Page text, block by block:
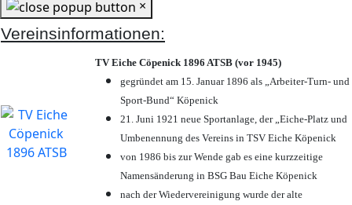
×
Vereinsinformationen:
TV Eiche Cöpenick 1896 ATSB (vor 1945)
gegründet am 15. Januar 1896 als „Arbeiter-Turn- und
Sport-Bund“ Köpenick
21. Juni 1921 neue Sportanlage, der „Eiche-Platz und
Umbenennung des Vereins in TSV Eiche Köpenick
von 1986 bis zur Wende gab es eine kurzzeitige
Namensänderung in BSG Bau Eiche Köpenick
nach der Wiedervereinigung wurde der alte